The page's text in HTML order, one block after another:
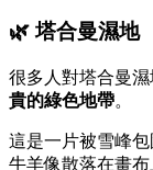
🌿 塔合曼濕地
很多人對塔合曼
貴的綠色地帶。
這是一片被雪峰
牛羊像散落在畫布